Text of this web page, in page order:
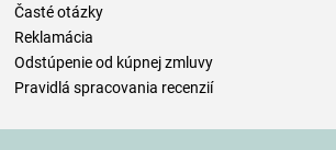
Časté otázky
Reklamácia
Odstúpenie od kúpnej zmluvy
Pravidlá spracovania recenzií